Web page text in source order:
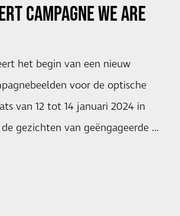
CAMPAGNEWE ARE
het begin van een nieuw
voor de optische
van 12 tot 14 januari 2024 in
gezichten van geëngageerde …